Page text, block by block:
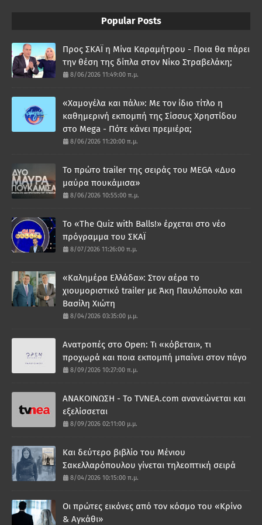
Popular Posts
Προς ΣΚΑΪ η Μίνα Καραμήτρου - Ποια θα πάρει
την θέση της δίπλα στον Νίκο Στραβελάκη;
8/06/2026 11:49:00 π.μ.
«Χαμογέλα και πάλι»: Με τον ίδιο τίτλο η
καθημερινή εκπομπή της Σίσσυς Χρηστίδου
στο Mega - Πότε κάνει πρεμιέρα;
8/06/2026 11:20:00 π.μ.
Το πρώτο trailer της σειράς του MEGA «Δυο
μαύρα πουκάμισα»
8/06/2026 10:55:00 π.μ.
Το «The Quiz with Balls!» έρχεται στο νέο
πρόγραμμα του ΣΚΑΪ
8/07/2026 11:26:00 π.μ.
«Καλημέρα Ελλάδα»: Στον αέρα το
χιουμοριστικό trailer με Άκη Παυλόπουλο και
Βασίλη Χιώτη
8/04/2026 03:35:00 μ.μ.
Ανατροπές στο Open: Τι «κόβεται», τι
προχωρά και ποια εκπομπή μπαίνει στον πάγο
8/09/2026 10:27:00 π.μ.
ΑΝΑΚΟΙΝΩΣΗ - Το TVNEA.com ανανεώνεται και
εξελίσσεται
8/09/2026 02:11:00 μ.μ.
Και δεύτερο βιβλίο του Μένιου
Σακελλαρόπουλου γίνεται τηλεοπτική σειρά
8/04/2026 10:15:00 π.μ.
Οι πρώτες εικόνες από τον κόσμο του «Κρίνο
& Αγκάθι»